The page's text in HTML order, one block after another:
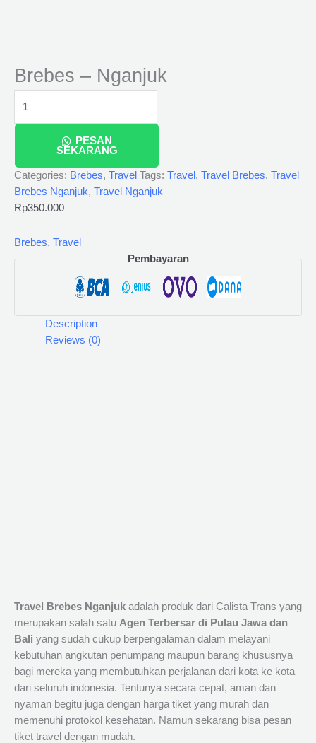
Brebes – Nganjuk
PESAN
SEKARANG
Categories: Brebes, Travel Tags: Travel , Travel Brebes, Travel
Brebes Nganjuk, Travel Nganjuk
Rp350.000
Brebes, Travel
Pembayaran
Description
Reviews (0)
Travel Brebes Nganjuk adalah produk dari Calista Trans yang
merupakan salah satu Agen Terbersar di Pulau Jawa dan
Bali yang sudah cukup berpengalaman dalam melayani
kebutuhan angkutan penumpang maupun barang khususnya
bagi mereka yang membutuhkan perjalanan dari kota ke kota
dari seluruh indonesia. Tentunya secara cepat, aman dan
nyaman begitu juga dengan harga tiket yang murah dan
memenuhi protokol kesehatan. Namun sekarang bisa pesan
tiket travel dengan mudah.